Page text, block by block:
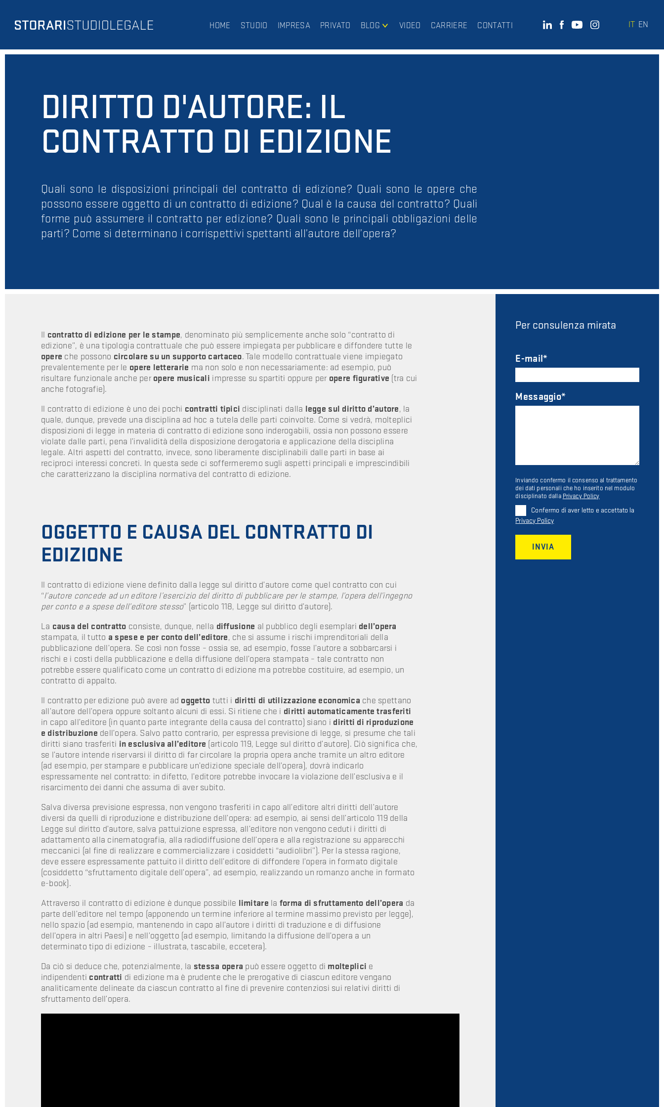
HOME STUDIO IMPRESA PRIVATO BLOG
IMPRESA
VIDEO CARRIERE CONTATTI IT EN
DIRITTO D'AUTORE: IL
CONTRATTO DI EDIZIONE
Quali sono le disposizioni principali del contratto di edizione? Quali sono le opere che
possono essere oggetto di un contratto di edizione? Qual è la causa del contratto? Quali
forme può assumere il contratto per edizione? Quali sono le principali obbligazioni delle
parti? Come si determinano i corrispettivi spettanti all’autore dell’opera?
Il contratto di edizione per le stampe, denominato più semplicemente anche solo “contratto di
edizione”, è una tipologia contrattuale che può essere impiegata per pubblicare e diffondere tutte le
opere che possono circolare su un supporto cartaceo. Tale modello contrattuale viene impiegato
prevalentemente per le opere letterarie ma non solo e non necessariamente: ad esempio, può
risultare funzionale anche peropere musicali impresse su spartiti oppure per opere figurative (tra cui
anche fotografie).
Il contratto di edizione è uno dei pochi contratti tipici disciplinati dalla legge sul diritto d’autore, la
quale, dunque, prevede una disciplina ad hoc a tutela delle parti coinvolte. Come si vedrà, molteplici
disposizioni di legge in materia di contratto di edizione sono inderogabili, ossia non possono essere
violate dalle parti, pena l’invalidità della disposizione derogatoria e applicazione della disciplina
legale. Altri aspetti del contratto, invece, sono liberamente disciplinabili dalle parti in base ai
reciproci interessi concreti. In questa sede ci soffermeremo sugli aspetti principali e imprescindibili
che caratterizzano la disciplina normativa del contratto di edizione.
OGGETTO E CAUSA DEL CONTRATTO DI
EDIZIONE
Il contratto di edizione viene definito dalla legge sul diritto d’autore come quel contratto con cui
“l’autore concede ad un editore l’esercizio del diritto di pubblicare per le stampe, l’opera dell’ingegno
per conto e a spese dell’editore stesso” (articolo 118, Legge sul diritto d’autore).
La causa del contratto consiste, dunque, nella diffusione al pubblico degli esemplari dell’opera
stampata, il tutto a spese e per conto dell’editore, che si assume i rischi imprenditoriali della
pubblicazione dell’opera. Se così non fosse – ossia se, ad esempio, fosse l’autore a sobbarcarsi i
rischi e i costi della pubblicazione e della diffusione dell’opera stampata – tale contratto non
potrebbe essere qualificato come un contratto di edizione ma potrebbe costituire, ad esempio, un
contratto di appalto.
Il contratto per edizione può avere ad oggetto tutti i diritti di utilizzazione economica che spettano
all’autore dell’opera oppure soltanto alcuni di essi. Si ritiene che i diritti automaticamente trasferiti
in capo all’editore (in quanto parte integrante della causa del contratto) siano i diritti di riproduzione
e distribuzione dell’opera. Salvo patto contrario, per espressa previsione di legge, si presume che tali
diritti siano trasferiti in esclusiva all’editore (articolo 119, Legge sul diritto d’autore). Ciò significa che,
se l’autore intende riservarsi il diritto di far circolare la propria opera anche tramite un altro editore
(ad esempio, per stampare e pubblicare un’edizione speciale dell’opera), dovrà indicarlo
espressamente nel contratto: in difetto, l’editore potrebbe invocare la violazione dell’esclusiva e il
risarcimento dei danni che assuma di aver subito.
Salva diversa previsione espressa, non vengono trasferiti in capo all’editore altri diritti dell’autore
diversi da quelli di riproduzione e distribuzione dell’opera: ad esempio, ai sensi dell’articolo 119 della
Legge sul diritto d’autore, salva pattuizione espressa, all’editore non vengono ceduti i diritti di
adattamento alla cinematografia, alla radiodiffusione dell’opera e alla registrazione su apparecchi
meccanici (al fine di realizzare e commercializzare i cosiddetti “audiolibri”). Per la stessa ragione,
deve essere espressamente pattuito il diritto dell’editore di diffondere l’opera in formato digitale
(cosiddetto “sfruttamento digitale dell’opera”, ad esempio, realizzando un romanzo anche in formato
e-book).
Attraverso il contratto di edizione è dunque possibile limitare la forma di sfruttamento dell’opera da
parte dell’editore nel tempo (apponendo un termine inferiore al termine massimo previsto per legge),
nello spazio (ad esempio, mantenendo in capo all’autore i diritti di traduzione e di diffusione
dell’opera in altri Paesi) e nell’oggetto (ad esempio, limitando la diffusione dell’opera a un
determinato tipo di edizione – illustrata, tascabile, eccetera).
Da ciò si deduce che, potenzialmente, la stessa opera può essere oggetto di molteplici e
indipendenti contratti di edizione ma è prudente che le prerogative di ciascun editore vengano
analiticamente delineate da ciascun contratto al fine di prevenire contenziosi sui relativi diritti di
sfruttamento dell’opera.
Per consulenza mirata
E-mail
Messaggio
Inviando confermo il consenso al trattamento
dei dati personali che ho inserito nel modulo
disciplinato dalla Privacy Policy
Confermo di aver letto e accettato la
Privacy Policy